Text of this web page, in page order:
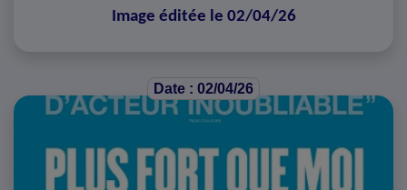
Image éditée le 02/04/26
Date : 02/04/26